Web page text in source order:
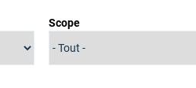
Scope